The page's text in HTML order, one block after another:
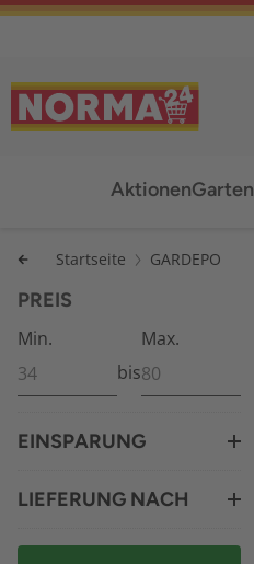
AktionenGarten
Startseite GARDEPO
PREIS
Min.
bis
Max.
EINSPARUNG
LIEFERUNG NACH